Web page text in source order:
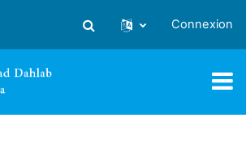
Activer/désactiver la saisie
Connexion